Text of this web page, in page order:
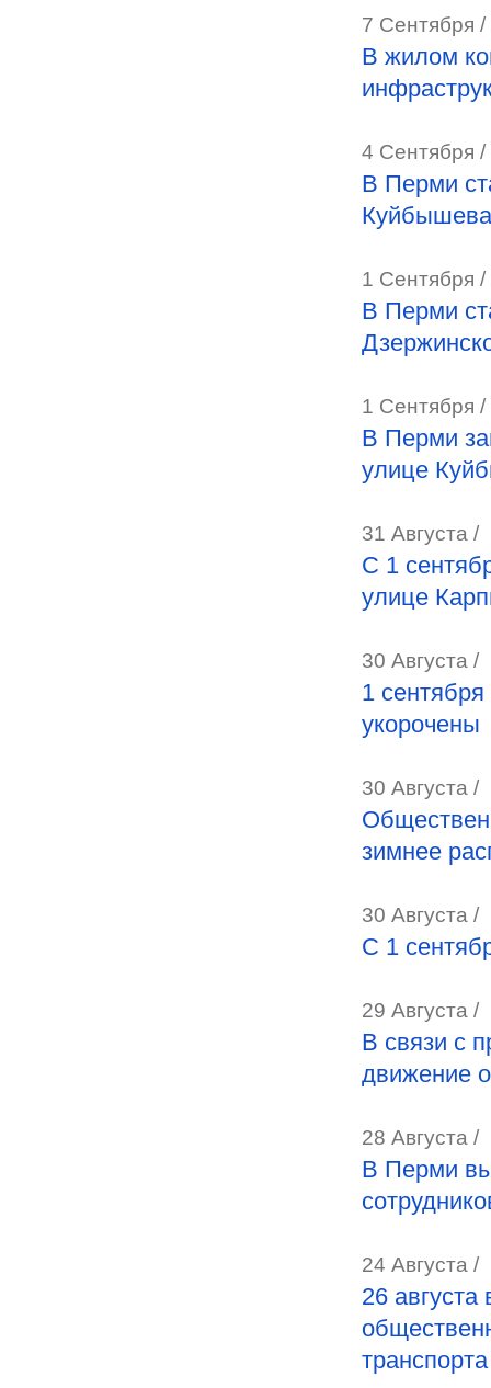
7 Сентября /
В жилом
4 Сентября /
В Перми
Куйбышева
1 Сентября /
В Перми
1 Сентября /
В Перми
улице
31 Августа /
C 1
улице
30 Августа /
1
укорочены
30 Августа /
зимнее
30 Августа /
С 1
29 Августа /
В связи с
движение
28 Августа /
В Перми
24 Августа /
26
транспорта